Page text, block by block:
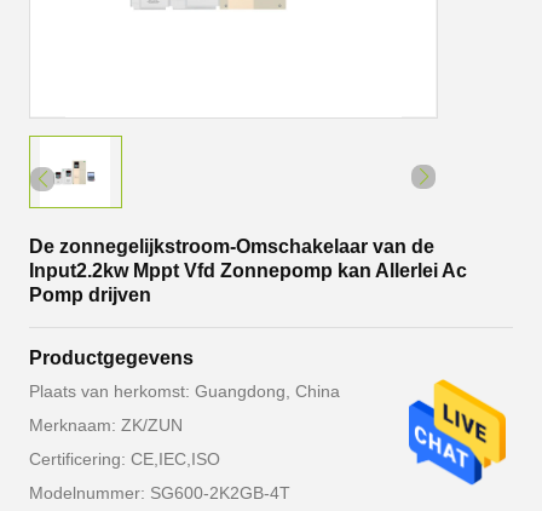
De zonnegelijkstroom-Omschakelaar van de
Input2.2kw Mppt Vfd Zonnepomp kan Allerlei Ac
Pomp drijven
Productgegevens
Plaats van herkomst: Guangdong, China
Merknaam: ZK/ZUN
Certificering: CE,IEC,ISO
Modelnummer: SG600-2K2GB-4T